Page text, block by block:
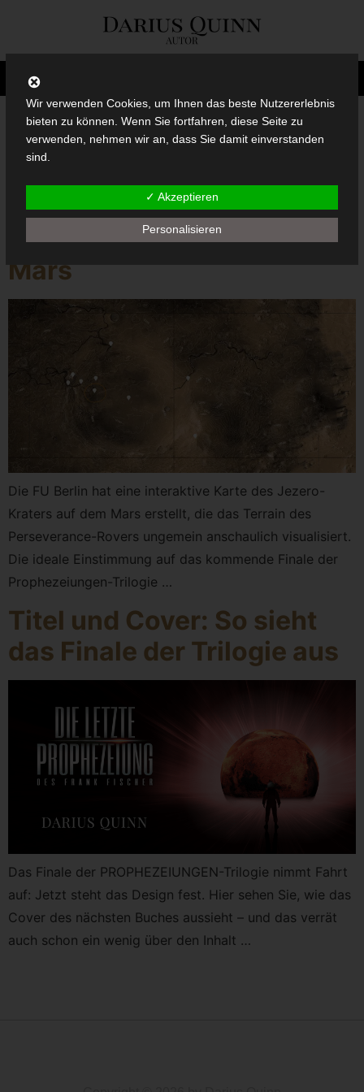
Schlagwort:
Interaktive Karte des
Jezero-Kraters auf dem
Mars
Die FU Berlin hat eine interaktive Karte des Jezero-
Kraters auf dem Mars erstellt, die das Terrain des
Perseverance-Rovers ungemein anschaulich visualisiert.
Die ideale Einstimmung auf das kommende Finale der
Prophezeiungen-Trilogie …
Titel und Cover: So sieht
das Finale der Trilogie aus
Das Finale der PROPHEZEIUNGEN-Trilogie nimmt Fahrt
auf: Jetzt steht das Design fest. Hier sehen Sie, wie das
Cover des nächsten Buches aussieht – und das verrät
auch schon ein wenig über den Inhalt …
Wir verwenden Cookies, um Ihnen das beste Nutzererlebnis
bieten zu können. Wenn Sie fortfahren, diese Seite zu
verwenden, nehmen wir an, dass Sie damit einverstanden
sind.
✓ Akzeptieren
Personalisieren